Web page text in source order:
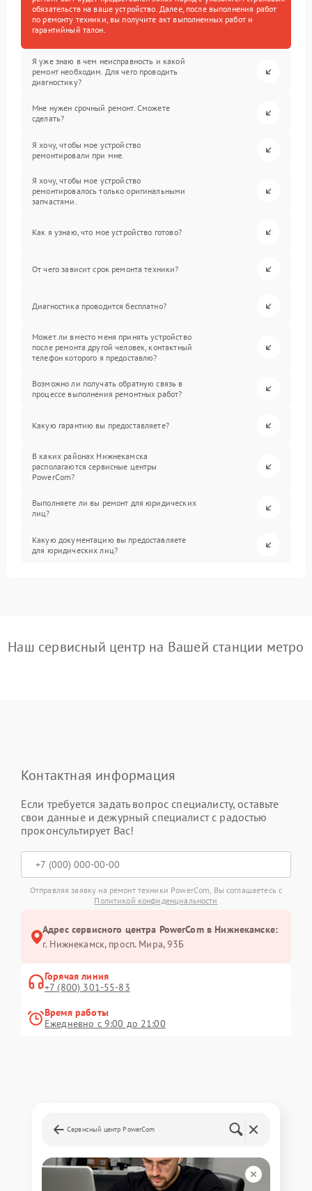
обязательств на ваше устройство. Далее, после выполнения работ
по ремонту техники, вы получите акт выполненных работ и
гарантийный талон.
Я уже знаю в чем неисправность и какой
ремонт необходим. Для чего проводить
диагностику?
Мне нужен срочный ремонт. Сможете
сделать?
Я хочу, чтобы мое устройство
ремонтировали при мне.
Я хочу, чтобы мое устройство
ремонтировалось только оригинальными
запчастями.
Как я узнаю, что мое устройство готово?
От чего зависит срок ремонта техники?
Диагностика проводится бесплатно?
Может ли вместо меня принять устройство
после ремонта другой человек, контактный
телефон которого я предоставлю?
Возможно ли получать обратную связь в
процессе выполнения ремонтных работ?
Какую гарантию вы предоставляете?
В каких районах Нижнекамска
располагаются сервисные центры
PowerCom?
Выполняете ли вы ремонт для юридических
лиц?
Какую документацию вы предоставляете
для юридических лиц?
Наш сервисный центр на Вашей станции метро
Контактная информация
Если требуется задать вопрос специалисту, оставьте
свои данные и дежурный специалист с радостью
проконсультирует Вас!
Отправляя заявку на ремонт техники PowerCom, Вы соглашаетесь с
Политикой конфиденциальности
Адрес сервисного центра PowerCom в Нижнекамске:
г. Нижнекамск, просп. Мира, 93Б
Горячая линия
+7 (800) 301-55-83
Время работы
Ежедневно с 9:00 до 21:00
Сервисный центр PowerCom